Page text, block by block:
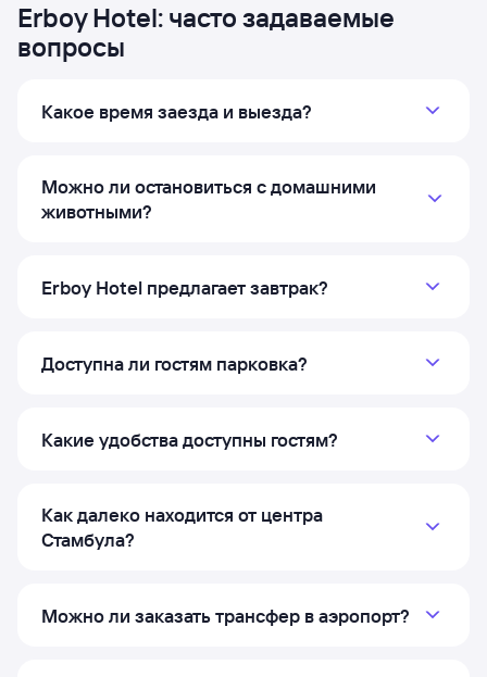
Erboy Hotel: часто задаваемые
вопросы
Какое время заезда и выезда?
Можно ли остановиться с домашними
животными?
Erboy Hotel предлагает завтрак?
Доступна ли гостям парковка?
Какие удобства доступны гостям?
Как далеко находится от центра
Стамбула?
Можно ли заказать трансфер в аэропорт?